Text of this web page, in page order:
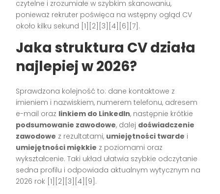
czytelne i zrozumiałe w szybkim skanowaniu,
ponieważ rekruter poświęca na wstępny ogląd CV
około kilku sekund [1][2][3][4][6][7].
Jaka struktura CV działa
najlepiej w 2026?
Sprawdzona kolejność to: dane kontaktowe z
imieniem i nazwiskiem, numerem telefonu, adresem
e-mail oraz linkiem do LinkedIn, następnie krótkie
podsumowanie zawodowe, dalej doświadczenie
zawodowe z rezultatami, umiejętności twarde i
umiejętności miękkie z poziomami oraz
wykształcenie. Taki układ ułatwia szybkie odczytanie
sedna profilu i odpowiada aktualnym wytycznym na
2026 rok [1][2][3][4][9].